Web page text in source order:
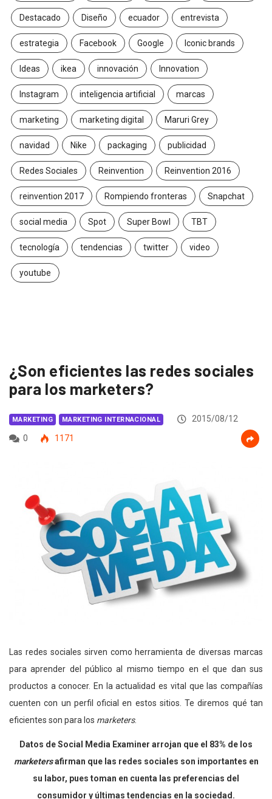
Destacado Diseño ecuador entrevista
estrategia Facebook Google Iconic brands
Ideas ikea innovación Innovation
Instagram inteligencia artificial marcas
marketing marketing digital Maruri Grey
navidad Nike packaging publicidad
Redes Sociales Reinvention Reinvention 2016
reinvention 2017 Rompiendo fronteras Snapchat
social media Spot Super Bowl TBT
tecnología tendencias twitter video
youtube
¿Son eficientes las redes sociales
para los marketers?
MARKETING MARKETING INTERNACIONAL
2015/08/12
0
1171
Las redes sociales sirven como herramienta de diversas marcas
para aprender del público al mismo tiempo en el que dan sus
productos a conocer. En la actualidad es vital que las compañías
cuenten con un perfil oficial en estos sitios. Te diremos qué tan
eficientes son para los marketers.
Datos de Social Media Examiner arrojan que el 83% de los
marketersafirman que las redes sociales son importantes en
su labor, pues toman en cuenta las preferencias del
consumidor y últimas tendencias en la sociedad.